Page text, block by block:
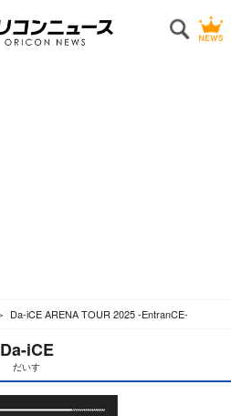
Da-iCE ARENA TOUR 2025 -EntranCE-
Da-iCE
だいす